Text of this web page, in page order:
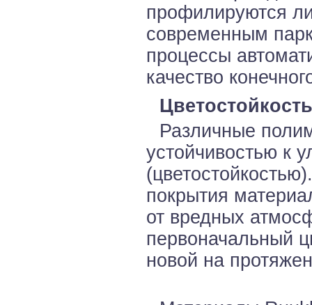
профилируются
современным
процессы
качество
Цветостойкость
Различные
устойчивостью к
покрытия
от вредных
первоначальный
новой на